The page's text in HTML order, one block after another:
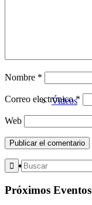
Videos
En Vivo
Nombre *
Correo electrónico*
Web
Próximos Eventos